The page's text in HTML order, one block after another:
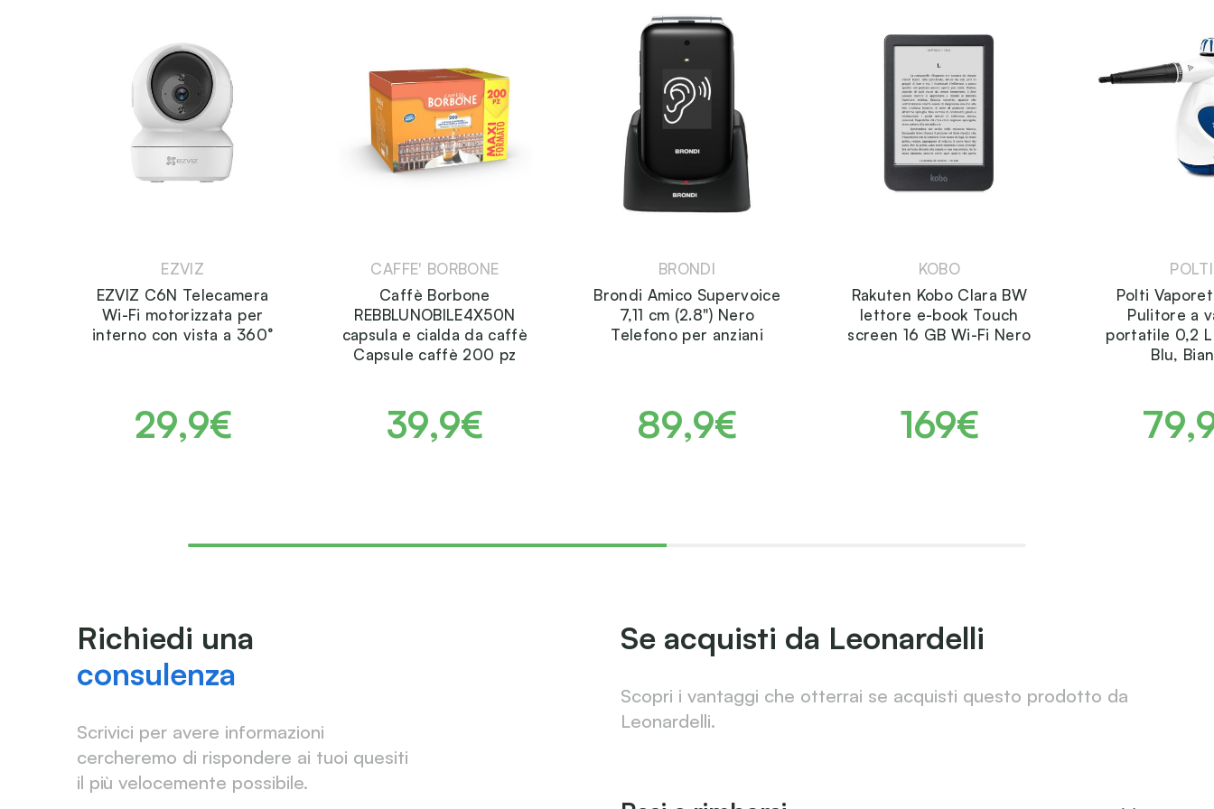
EZVIZ
EZVIZ C6N Telecamera
Wi-Fi motorizzata per
interno con vista a 360°
29,9€
CAFFE' BORBONE
Caffè Borbone
REBBLUNOBILE4X50N
capsula e cialda da caffè
Capsule caffè 200 pz
39,9€
BRONDI
Brondi Amico Supervoice
7,11 cm (2.8") Nero
Telefono per anziani
89,9€
KOBO
Rakuten Kobo Clara BW
lettore e-book Touch
screen 16 GB Wi-Fi Nero
169€
POLTI
Polti
Pulitore a
portatile 0,2
Blu,
Richiedi una
consulenza
Scrivici per avere informazioni
cercheremo di rispondere ai tuoi quesiti
il più velocemente possibile.
Se acquisti da Leonardelli
Scopri i vantaggi che otterrai se acquisti questo prodotto da
Leonardelli.